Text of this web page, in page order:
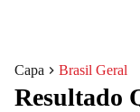
Capa Brasil Geral
Resultado